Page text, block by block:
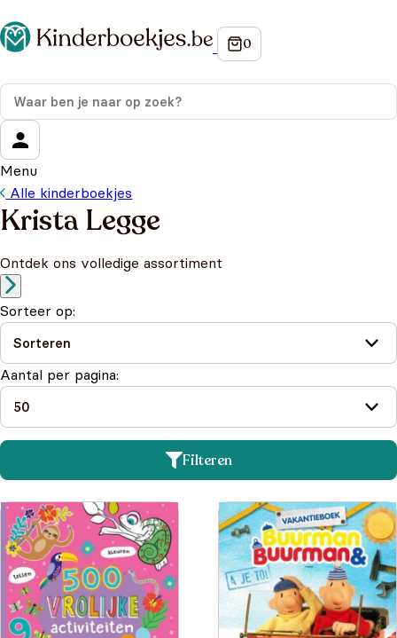
Menu
Alle kinderboekjes
Krista Legge
Ontdek ons volledige assortiment
Sorteer op:
Aantal per pagina:
Filteren